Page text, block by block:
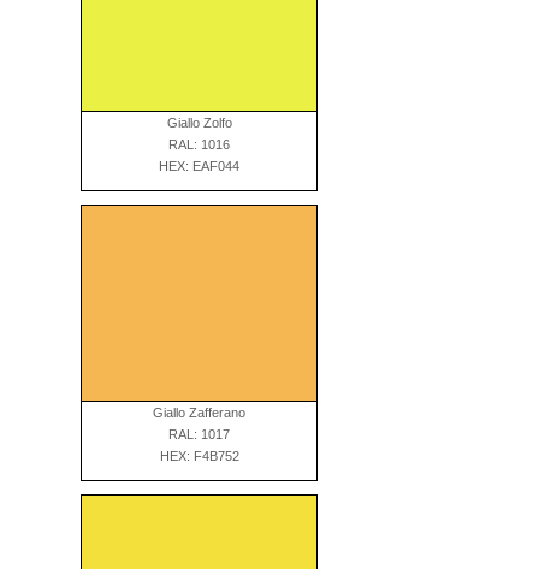
Giallo Zolfo
RAL: 1016
HEX: EAF044
Giallo Zafferano
RAL: 1017
HEX: F4B752